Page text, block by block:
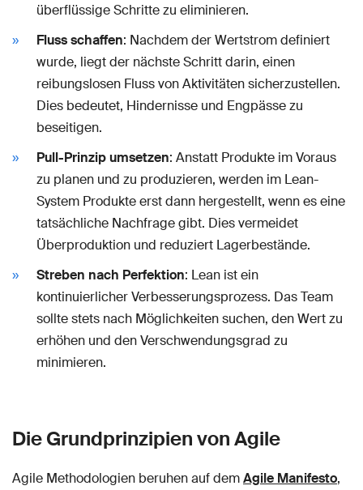
überflüssige Schritte zu eliminieren.
Fluss schaffen: Nachdem der Wertstrom definiert
wurde, liegt der nächste Schritt darin, einen
reibungslosen Fluss von Aktivitäten sicherzustellen.
Dies bedeutet, Hindernisse und Engpässe zu
beseitigen.
Pull-Prinzip umsetzen: Anstatt Produkte im Voraus
zu planen und zu produzieren, werden im Lean-
System Produkte erst dann hergestellt, wenn es eine
tatsächliche Nachfrage gibt. Dies vermeidet
Überproduktion und reduziert Lagerbestände.
Streben nach Perfektion: Lean ist ein
kontinuierlicher Verbesserungsprozess. Das Team
sollte stets nach Möglichkeiten suchen, den Wert zu
erhöhen und den Verschwendungsgrad zu
minimieren.
Die Grundprinzipien von Agile
Agile Methodologien beruhen auf demAgile Manifesto,